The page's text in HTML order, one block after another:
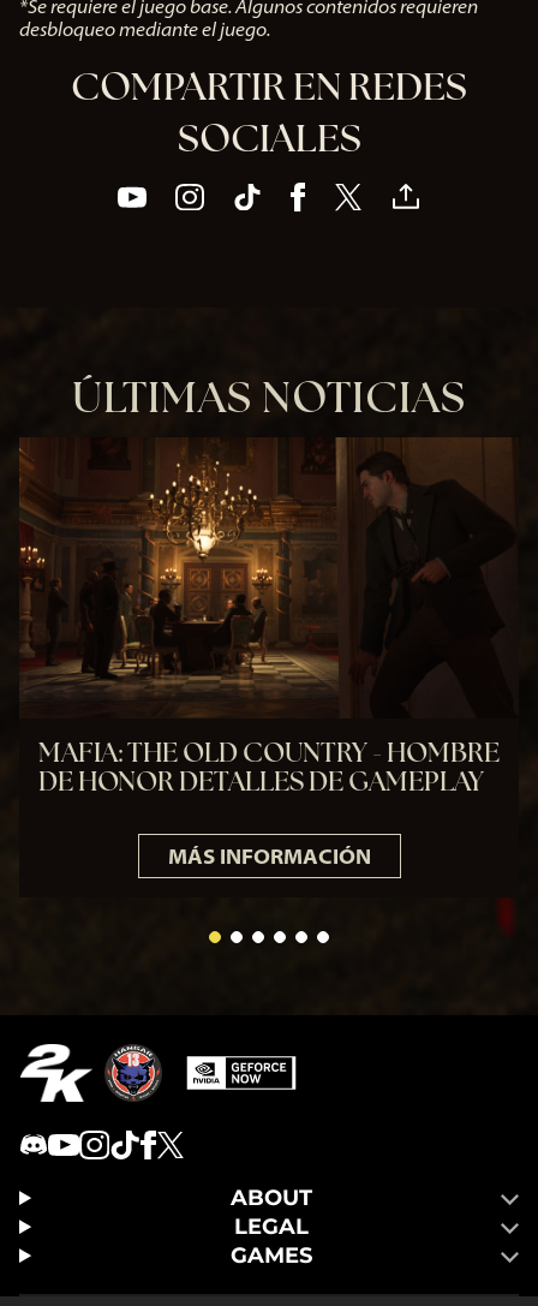
*Se requiere el juego base. Algunos contenidos requieren
desbloqueo mediante el juego.
COMPARTIR EN REDES
SOCIALES
ÚLTIMAS NOTICIAS
MAFIA: THE OLD COUNTRY - HOMBRE
DE HONOR DETALLES DE GAMEPLAY
MÁS INFORMACIÓN
ABOUT
LEGAL
GAMES